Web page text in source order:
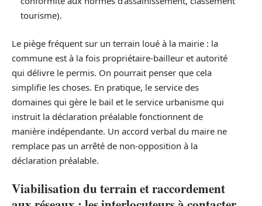
tourisme).
Le piège fréquent sur un terrain loué à la mairie : la
commune est à la fois propriétaire-bailleur et autorité
qui délivre le permis. On pourrait penser que cela
simplifie les choses. En pratique, le service des
domaines qui gère le bail et le service urbanisme qui
instruit la déclaration préalable fonctionnent de
manière indépendante. Un accord verbal du maire ne
remplace pas un arrêté de non-opposition à la
déclaration préalable.
Viabilisation du terrain et raccordement